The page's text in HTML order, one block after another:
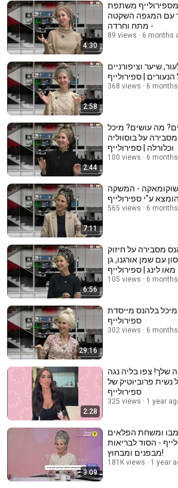
4:30
משתפת
עם המגפה השקטה
- מתח וחרדה
89 views 6 months
2:58
שיער וציפורניים
הנעורים | ספירולייף
368 views 6
2:44
מה עושים? מיכל
על בוסווליה
וכלורלה | ספירולייף
100 views 6
7:11
שוקומאקה - המשקה
ע"י ספירולייף
565 views 6
6:56
מסבירה על חיזוק
עם שמן אורגנו, גן
מאו לינג | ספירולייף
105 views 6
29:16
ראיון עם מיכל בלהנס מייסדת
ספירולייף
302 views 6
2:28
שלך! צפו בליה נגה
נשית פרוביוטיק של
ספירולייף
325 views 1 year
3:09
ומשחת הפלאים
- הסוד לבריאות
מבפנים ומבחוץ!
181K views 1 year